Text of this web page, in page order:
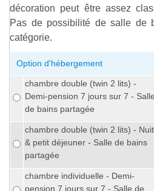
décoration peut être assez
Pas de possibilité de salle de
catégorie.
Option d'hébergement
chambre double (twin 2 lits) -
Demi-pension 7 jours sur 7 - Salle
de bains partagée
chambre double (twin 2 lits) - Nuit
& petit déjeuner - Salle de bains
partagée
chambre individuelle - Demi-
pension 7 jours sur 7 - Salle de